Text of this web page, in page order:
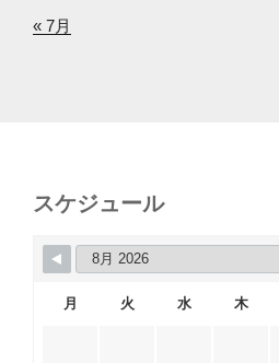
« 7月
スケジュール
月 火 水 木